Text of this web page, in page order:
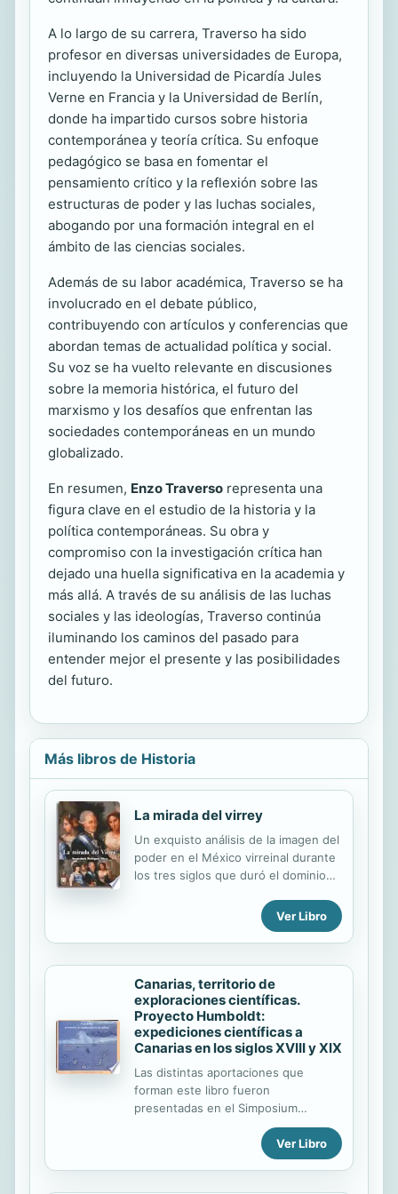
A lo largo de su carrera, Traverso ha sido
profesor en diversas universidades de Europa,
incluyendo la Universidad de Picardía Jules
Verne en Francia y la Universidad de Berlín,
donde ha impartido cursos sobre historia
contemporánea y teoría crítica. Su enfoque
pedagógico se basa en fomentar el
pensamiento crítico y la reflexión sobre las
estructuras de poder y las luchas sociales,
abogando por una formación integral en el
ámbito de las ciencias sociales.
Además de su labor académica, Traverso se ha
involucrado en el debate público,
contribuyendo con artículos y conferencias que
abordan temas de actualidad política y social.
Su voz se ha vuelto relevante en discusiones
sobre la memoria histórica, el futuro del
marxismo y los desafíos que enfrentan las
sociedades contemporáneas en un mundo
globalizado.
En resumen, Enzo Traverso representa una
figura clave en el estudio de la historia y la
política contemporáneas. Su obra y
compromiso con la investigación crítica han
dejado una huella significativa en la academia y
más allá. A través de su análisis de las luchas
sociales y las ideologías, Traverso continúa
iluminando los caminos del pasado para
entender mejor el presente y las posibilidades
del futuro.
Más libros de Historia
La mirada del virrey
Un exquisto análisis de la imagen del
poder en el México virreinal durante
los tres siglos que duró el dominio
en color y ,especialmente, de las
series de retratos ubicados en el
Palacio de los Virreyes y en el
Ayuntamiento de México, que
configuran una verdadera dinastía
virreinal.
Ver Libro
Canarias, territorio de
exploraciones científicas.
Proyecto Humboldt:
expediciones científicas a
Canarias en los siglos XVIII y XIX
Las distintas aportaciones que
forman este libro fueron
presentadas en el Simposium
Proyecto Humboldt 2002-2004. Las
primeras intervenciones que recoge
son una detallada exposición del
Ver Libro